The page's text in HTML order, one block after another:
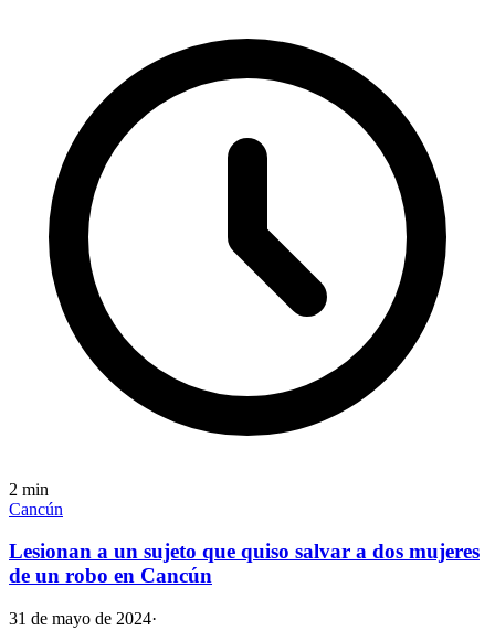
2 min
Cancún
Lesionan a un sujeto que quiso salvar a dos mujeres
de un robo en Cancún
31 de mayo de 2024·